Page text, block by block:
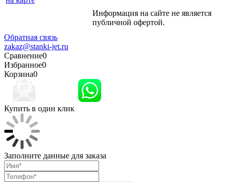
Информация на сайте не является
публичной офертой.
Обратная связь
zakaz@stanki-jet.ru
Сравнение0
Избранное0
Корзина0
Купить в один клик
Заполните данные для заказа